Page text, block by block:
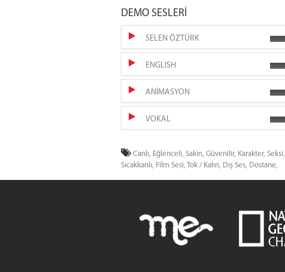
DEMO SESLERİ
SELEN ÖZTÜRK
ENGLISH
ANİMASYON
VOKAL
Canlı, Eğlenceli, Sakin, Güvenilir, Karakter, Seksi,
Sıcakkanlı, Film Sesi, Tok / Kalın, Dış Ses, Dostane,